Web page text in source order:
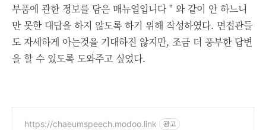
부품에 관한 정보를 담은 매뉴얼입니다 " 와 같이 안 하느니
만 못한 대답을 하지 않도록 하기 위해 작성하였다. 면접관들
도 자세하게 아는것을 기대하진 않지만, 조금 더 풍부한 답변
을 할 수 있도록 도와주고 싶었다.
https://chaeumspeech.modoo.link 광고